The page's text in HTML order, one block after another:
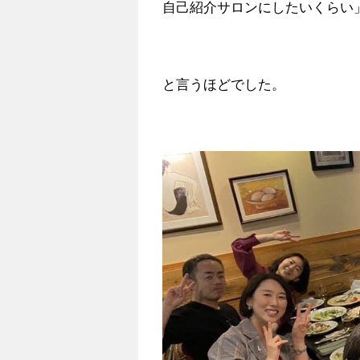
自己紹介サロンにしたいくらい
と言うほどでした。